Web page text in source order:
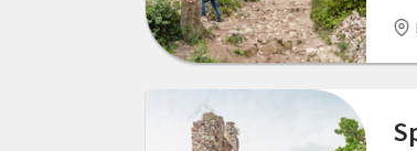
Örebro län